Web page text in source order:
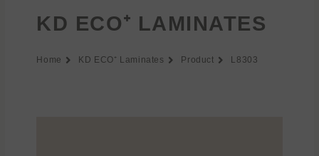
KD ECO⁺ LAMINATES
Home KD ECO⁺ Laminates Product L8303